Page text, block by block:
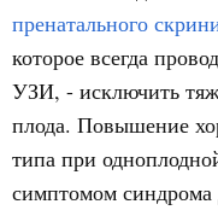
пренатального
которое всегда
УЗИ, - исключить
плода. Повышение
типа при
симптомом синдрома